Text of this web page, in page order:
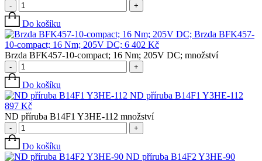
- +
Do košíku
Brzda BFK457-
10-compact; 16 Nm; 205V DC; 6 402 Kč
Brzda BFK457-10-compact; 16 Nm; 205V DC; množství
- +
Do košíku
ND příruba B14F1 Y3HE-112
897 Kč
ND příruba B14F1 Y3HE-112 množství
- +
Do košíku
ND příruba B14F2 Y3HE-90